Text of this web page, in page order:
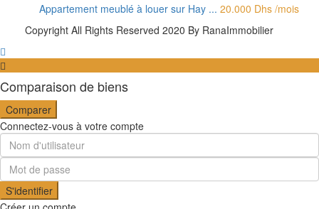
Appartement meublé à louer sur Hay ... 20.000 Dhs /mois
Copyright All Rights Reserved 2020 By RanaImmobilier
Comparaison de biens
Comparer
Connectez-vous à votre compte
S'identifier